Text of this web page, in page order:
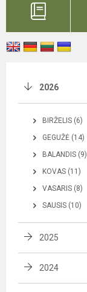
2026
BIRŽELIS (6)
GEGUŽĖ (14)
BALANDIS (9)
KOVAS (11)
VASARIS (8)
SAUSIS (10)
2025
2024